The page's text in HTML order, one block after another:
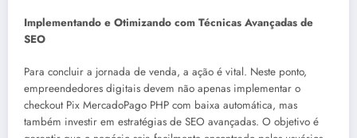
Implementando e Otimizando com Técnicas Avançadas de
SEO
Para concluir a jornada de venda, a ação é vital. Neste ponto,
empreendedores digitais devem não apenas implementar o
checkout Pix MercadoPago PHP com baixa automática, mas
também investir em estratégias de SEO avançadas. O objetivo é